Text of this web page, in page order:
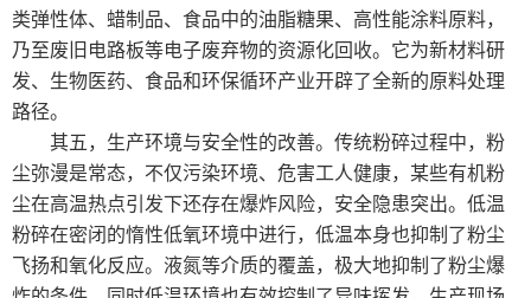
类弹性体、蜡制品、食品中的油脂糖果、高性能涂料原料，
乃至废旧电路板等电子废弃物的资源化回收。它为新材料研
发、生物医药、食品和环保循环产业开辟了全新的原料处理
路径。
其五，生产环境与安全性的改善。传统粉碎过程中，粉
尘弥漫是常态，不仅污染环境、危害工人健康，某些有机粉
尘在高温热点引发下还存在爆炸风险，安全隐患突出。低温
粉碎在密闭的惰性低氧环境中进行，低温本身也抑制了粉尘
飞扬和氧化反应。液氮等介质的覆盖，极大地抑制了粉尘爆